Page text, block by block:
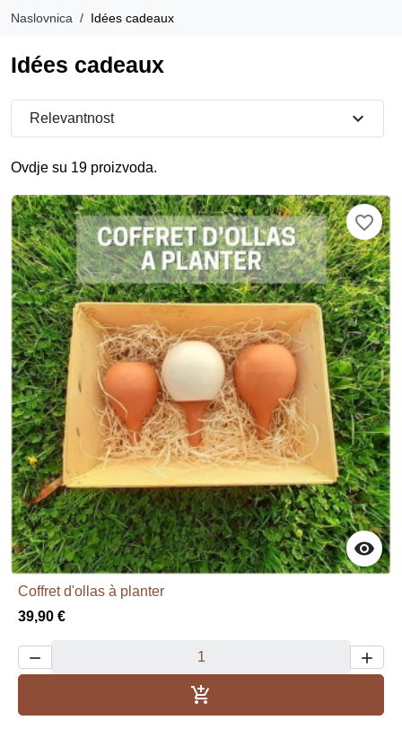
Naslovnica Idées cadeaux
Idées cadeaux
Ovdje su 19 proizvoda.
Relevantnost expand_more

favorite_border
Coffret d'ollas à planter
39,90 €
 
